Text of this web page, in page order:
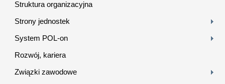
Struktura organizacyjna
Strony jednostek
System POL-on
Rozwój, kariera
Związki zawodowe